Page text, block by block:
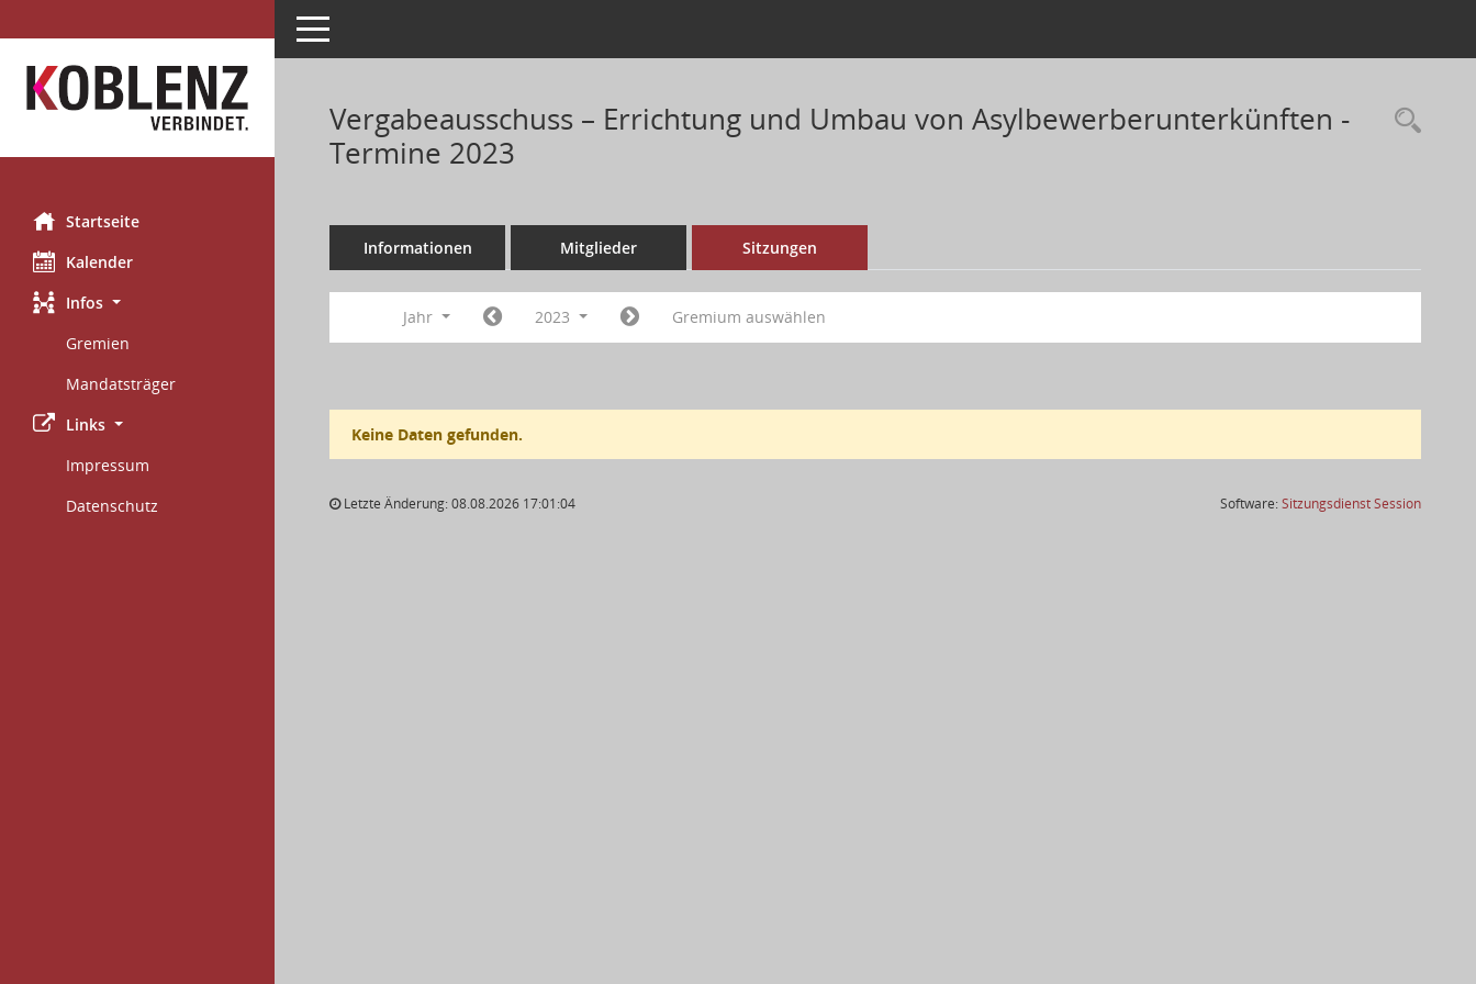
Startseite
Kalender
Infos
Gremien
Mandatsträger
Links
Impressum
Datenschutz
Toggle navigation
Vergabeausschuss – Errichtung und Umbau von Asylbewerberunterkünften -
Termine 2023
Informationen Mitglieder Sitzungen
Jahr 2023 Gremium auswählen
Keine Daten gefunden.
Letzte Änderung: 08.08.2026 17:01:04 Software:SitzungsdienstSession(Wird in